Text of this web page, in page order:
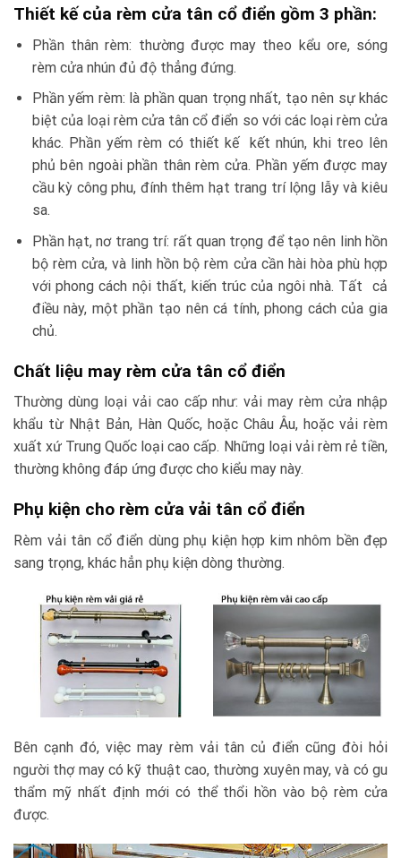
Thiết kế của rèm cửa tân cổ điển gồm 3 phần:
Phần thân rèm: thường được may theo kểu ore, sóng
rèm cửa nhún đủ độ thẳng đứng.
Phần yếm rèm: là phần quan trọng nhất, tạo nên sự khác
biệt của loại rèm cửa tân cổ điển so với các loại rèm cửa
khác. Phần yếm rèm có thiết kế kết nhún, khi treo lên
phủ bên ngoài phần thân rèm cửa. Phần yếm được may
cầu kỳ công phu, đính thêm hạt trang trí lộng lẫy và kiêu
sa.
Phần hạt, nơ trang trí: rất quan trọng để tạo nên linh hồn
bộ rèm cửa, và linh hồn bộ rèm cửa cần hài hòa phù hợp
với phong cách nội thất, kiến trúc của ngôi nhà. Tất cả
điều này, một phần tạo nên cá tính, phong cách của gia
chủ.
Chất liệu may rèm cửa tân cổ điển
Thường dùng loại vải cao cấp như: vải may rèm cửa nhập
khẩu từ Nhật Bản, Hàn Quốc, hoặc Châu Âu, hoặc vải rèm
xuất xứ Trung Quốc loại cao cấp. Những loại vải rèm rẻ tiền,
thường không đáp ứng được cho kiểu may này.
Phụ kiện cho rèm cửa vải tân cổ điển
Rèm vải tân cổ điển dùng phụ kiện hợp kim nhôm bền đẹp
sang trọng, khác hẳn phụ kiện dòng thường.
Bên cạnh đó, việc may rèm vải tân củ điển cũng đòi hỏi
người thợ may có kỹ thuật cao, thường xuyên may, và có gu
thẩm mỹ nhất định mới có thể thổi hồn vào bộ rèm cửa
được.